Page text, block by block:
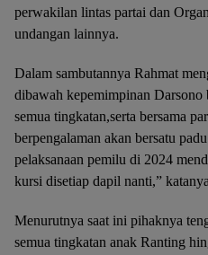
perwakilan lintas partai dan
undangan lainnya.
Dalam sambutannya Rahmat
dibawah kepemimpinan Darsono
semua tingkatan,serta bersama
berpengalaman akan bersatu
pelaksanaan pemilu di 2024
kursi disetiap dapil nanti,”
Menurutnya saat ini pihaknya
semua tingkatan anak Ranting